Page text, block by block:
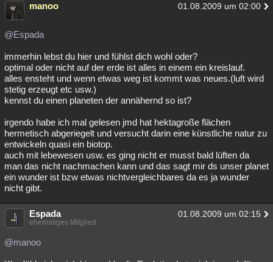
manoo 01.08.2009 um 02:00
@Espada
immerhin lebst du hier und fühlst dich wohl oder?
optimal oder nicht auf der erde ist alles in einem ein kreislauf.
alles ensteht und wenn etwas weg ist kommt was neues.(luft wird
stetig erzeugt etc usw.)
kennst du einen planeten der annähernd so ist?
irgendo habe ich mal gelesen jmd hat hektagroße flächen
hermetisch abgeriegelt und versucht darin eine künstliche natur zu
entwickeln quasi ein biotop.
auch mit lebewesen usw. es ging nicht er musst bald lüften da
man das nicht nachmachen kann und das sagt mir ds unser planet
ein wunder ist bzw etwas nichtvergleichbares da es ja wunder
nicht gibt.
Espada 01.08.2009 um 02:15
ehemaliges Mitglied
@manoo